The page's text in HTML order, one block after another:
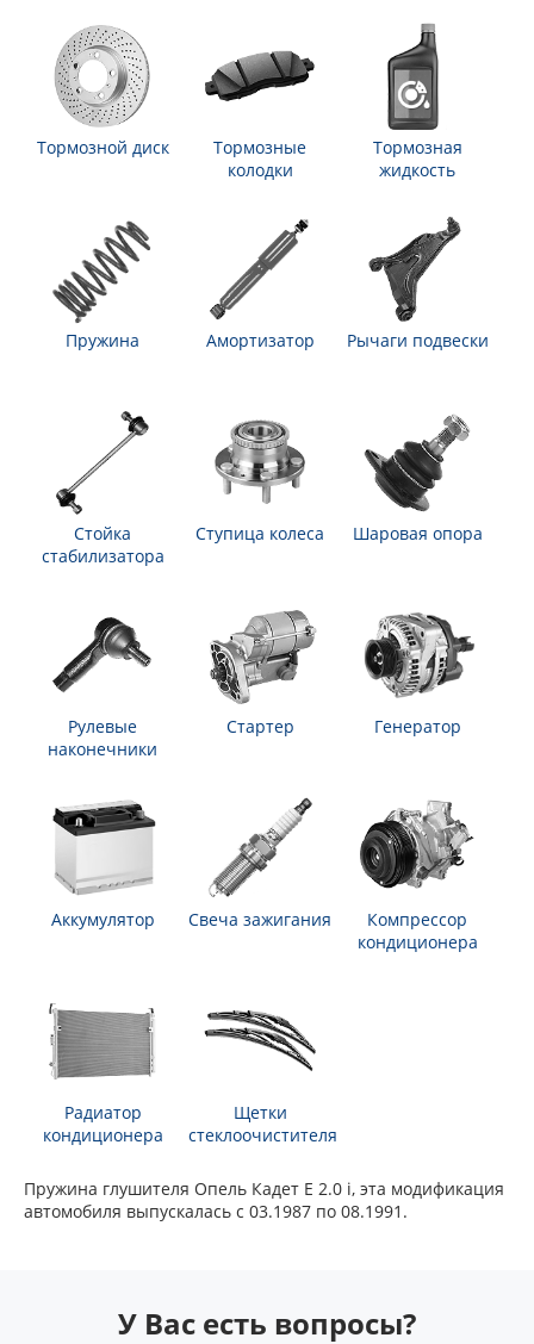
Тормозной диск
Тормозные
колодки
Тормозная
жидкость
Пружина Амортизатор Рычаги подвески
Стойка
стабилизатора
Ступица колеса Шаровая опора
Рулевые
наконечники
Стартер Генератор
Аккумулятор Свеча зажигания
Компрессор
кондиционера
Радиатор
кондиционера
Щетки
стеклоочистителя
Пружина глушителя Опель Кадет Е 2.0 i, эта модификация
автомобиля выпускалась с 03.1987 по 08.1991.
У Вас есть вопросы?